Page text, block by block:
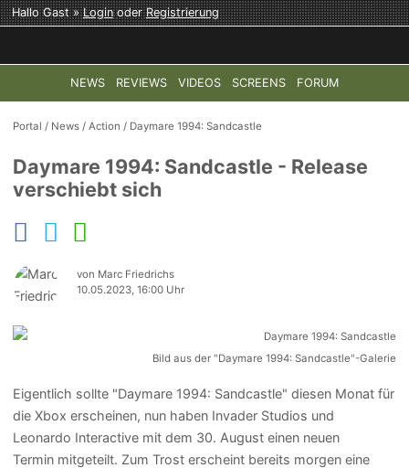
Hallo Gast »LoginoderRegistrierung
NEWS REVIEWS VIDEOS SCREENS FORUM
TOP-THEMEN: COD: MODERN WARFARE 4 HALO:
Portal / News /Action / Daymare 1994: Sandcastle
Daymare 1994: Sandcastle - Release
verschiebt sich
von Marc Friedrichs
10.05.2023, 16:00 Uhr
Bild aus der "Daymare 1994: Sandcastle"-Galerie
Eigentlich sollte "Daymare 1994: Sandcastle" diesen Monat für
die Xbox erscheinen, nun haben Invader Studios und
Leonardo Interactive mit dem 30. August einen neuen
Termin mitgeteilt. Zum Trost erscheint bereits morgen eine